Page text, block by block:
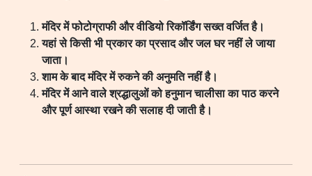
मंदिर में फोटोग्राफी और वीडियो रिकॉर्डिंग सख्त वर्जित है।
यहां से किसी भी प्रकार का प्रसाद और जल घर नहीं ले जाया
जाता।
शाम के बाद मंदिर में रुकने की अनुमति नहीं है।
मंदिर में आने वाले श्रद्धालुओं को हनुमान चालीसा का पाठ करने
और पूर्ण आस्था रखने की सलाह दी जाती है।